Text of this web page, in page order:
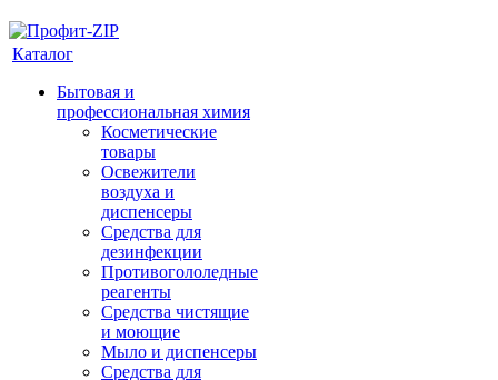
Каталог
Бытовая и
профессиональная химия
Косметические
товары
Освежители
воздуха и
диспенсеры
Средства для
дезинфекции
Противогололедные
реагенты
Средства чистящие
и моющие
Мыло и диспенсеры
Средства для